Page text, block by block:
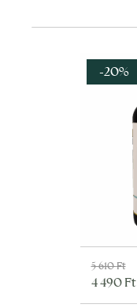
-20%
5 610Ft
Original
price
was:
4 490Ft
Current
price
is: